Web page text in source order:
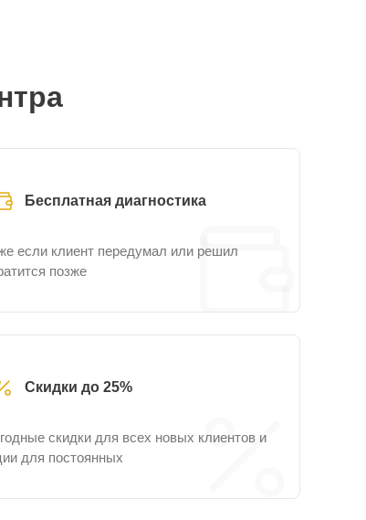
Бесплатная диагностика
если клиент передумал или решил
позже
Скидки до 25%
скидки для всех новых клиентов и
для постоянных